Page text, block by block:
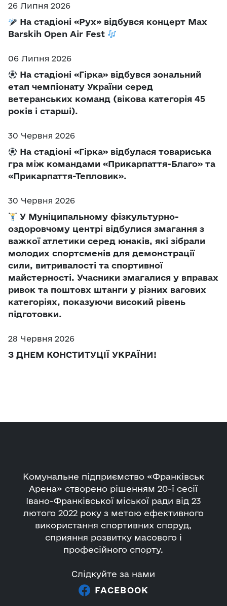
26 Липня 2026
На стадіоні «Рух» відбувся концерт Max
Barskih Open Air Fest
06 Липня 2026
На стадіоні «Гірка» відбувся зональний
етап чемпіонату України серед
ветеранських команд (вікова категорія 45
років і старші).
30 Червня 2026
На стадіоні «Гірка» відбулася товариська
гра між командами «Прикарпаття-Благо» та
«Прикарпаття-Тепловик».
30 Червня 2026
У Муніципальному фізкультурно-
оздоровчому центрі відбулися змагання з
важкої атлетики серед юнаків, які зібрали
молодих спортсменів для демонстрації
сили, витривалості та спортивної
майстерності. Учасники змагалися у вправах
ривок та поштовх штанги у різних вагових
категоріях, показуючи високий рівень
підготовки.
28 Червня 2026
З ДНЕМ КОНСТИТУЦІЇ УКРАЇНИ!
Комунальне підприємство «Франківськ
Арена» створено рішенням 20-ї сесії
Івано-Франківської міської ради від 23
лютого 2022 року з метою ефективного
використання спортивних споруд,
сприяння розвитку масового і
професійного спорту.
Слідкуйте за нами
FACEBOOK